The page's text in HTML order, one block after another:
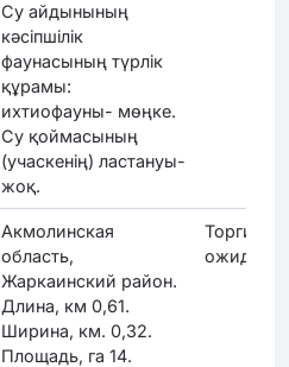
Су айдынының
кәсіпшілік
фаунасының түрлік
құрамы:
ихтиофауны- мөңке.
Су қоймасының
(учаскенің) ластануы-
жоқ.
Акмолинская
область,
Жаркаинский район.
Длина, км 0,61.
Ширина, км. 0,32.
Площадь, га 14.
Торги